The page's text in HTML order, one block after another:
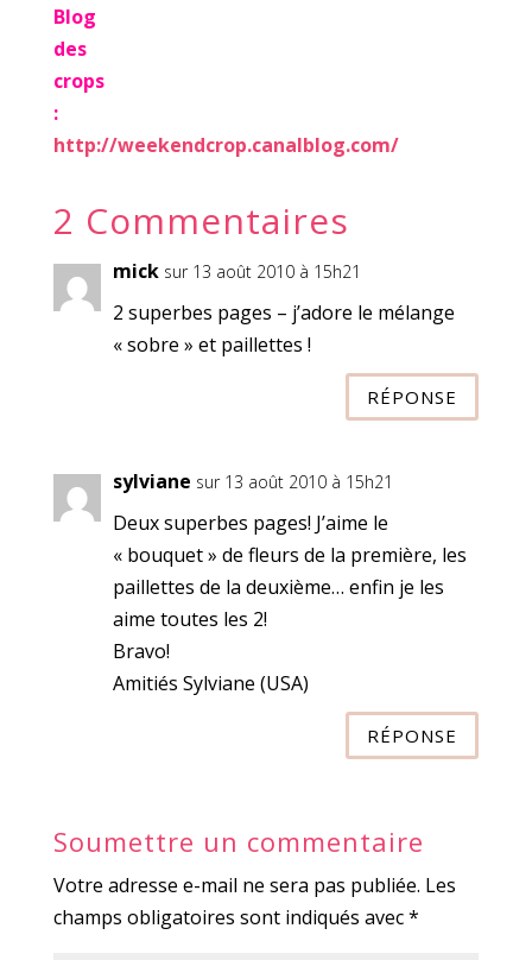
Blog
des
crops
:
http://weekendcrop.canalblog.com/
2 Commentaires
mick sur 13 août 2010 à 15h21
2 superbes pages – j’adore le mélange
« sobre » et paillettes !
RÉPONSE
sylviane sur 13 août 2010 à 15h21
Deux superbes pages! J’aime le
« bouquet » de fleurs de la première, les
paillettes de la deuxième… enfin je les
aime toutes les 2!
Bravo!
Amitiés Sylviane (USA)
RÉPONSE
Soumettre un commentaire
Votre adresse e-mail ne sera pas publiée. Les
champs obligatoires sont indiqués avec*